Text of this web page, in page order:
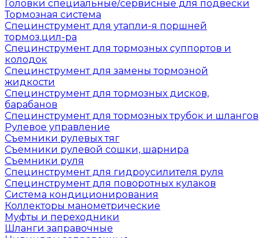
Головки специальные/сервисные для подвески
Тормозная система
Специнструмент для утапли-я поршней
тормоз.цил-ра
Специнструмент для тормозных суппортов и
колодок
Специнструмент для замены тормозной
жидкости
Специнструмент для тормозных дисков,
барабанов
Специнструмент для тормозных трубок и шлангов
Рулевое управление
Съемники рулевых тяг
Съемники рулевой сошки, шарнира
Съемники руля
Специнструмент для гидроусилителя руля
Специнструмент для поворотных кулаков
Система кондиционирования
Коллекторы манометрические
Муфты и переходники
Шланги заправочные